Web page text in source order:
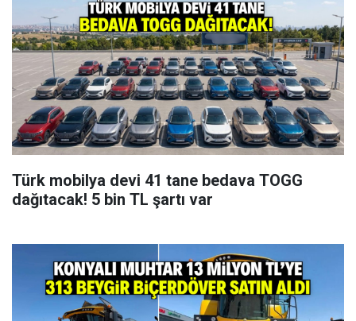
Türk mobilya devi 41 tane bedava TOGG
dağıtacak! 5 bin TL şartı var